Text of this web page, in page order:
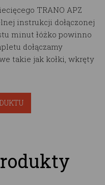
TRANO APZ
instrukcji dołączonej
minut łóżko powinno
dołączamy
takie jak kołki, wkręty